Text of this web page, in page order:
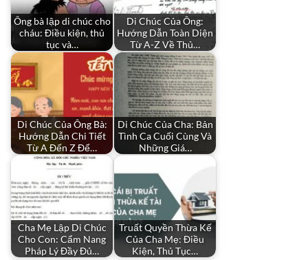
Ông bà lập di chúc cho
cháu: Điều kiện, thủ
tục và…
Di Chúc Của Ông:
Hướng Dẫn Toàn Diện
Từ A-Z Về Thủ…
Di Chúc Của Ông Bà:
Hướng Dẫn Chi Tiết
Từ A Đến Z Để…
Di Chúc Của Cha: Bản
Tình Ca Cuối Cùng Và
Những Giá…
Cha Mẹ Lập Di Chúc
Cho Con: Cẩm Nang
Pháp Lý Đầy Đủ…
Truất Quyền Thừa Kế
Của Cha Mẹ: Điều
Kiện, Thủ Tục…